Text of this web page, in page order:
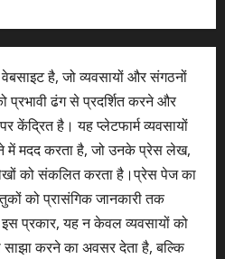
है, जो व्यवसायों और संगठनों
ढंग से प्रदर्शित करने और
केंद्रित है। यह प्लेटफार्म व्यवसायों
में मदद करता है, जो उनके प्रेस लेख,
को संकलित करता है।प्रेस पेज का
को प्रासंगिक जानकारी तक
प्रकार, यह न केवल व्यवसायों को
करने का अवसर देता है, बल्कि